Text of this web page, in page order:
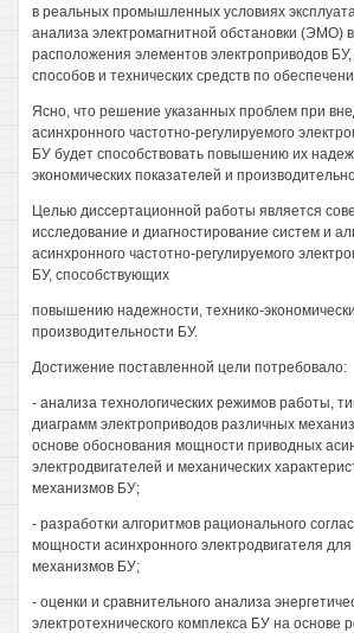
в реальных промышленных условиях
анализа электромагнитной обстановки (ЭМО)
расположения элементов электроприводов БУ,
способов и технических средств по
Ясно, что решение указанных проблем при
асинхронного частотно-регулируемого
БУ будет способствовать повышению их
экономических показателей и
Целью диссертационной работы является
исследование и диагностирование систем и
асинхронного частотно-регулируемого
БУ, способствующих
повышению надежности, технико-
производительности БУ.
Достижение поставленной цели потребовало:
- анализа технологических режимов работы,
диаграмм электроприводов различных
основе обоснования мощности приводных
электродвигателей и механических
механизмов БУ;
- разработки алгоритмов рационального
мощности асинхронного электродвигателя
механизмов БУ;
- оценки и сравнительного анализа
электротехнического комплекса БУ на основе